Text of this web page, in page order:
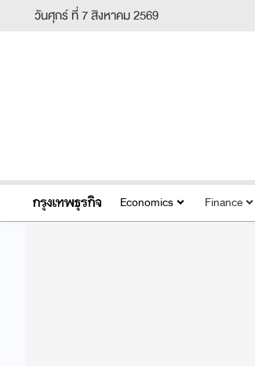
วันศุกร์ ที่ 7 สิงหาคม 2569
Economics Finance